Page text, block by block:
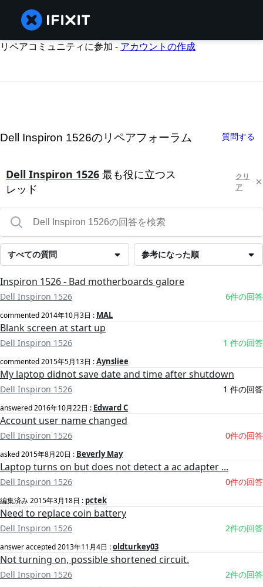
リペアコミュニティに参加 - アカウントの作成
Dell Inspiron 1526のリペアフォーラム 質問する
Dell Inspiron 1526 最も役に立つス
レッド
クリ
ア
参考になった順
すべての質問
Inspiron 1526 - Bad motherboards galore
Dell Inspiron 1526 6件の回答
commented2014年10月3日 : MAL
Blank screen at start up
Dell Inspiron 1526 1 件の回答
commented2015年5月13日 :Aynsliee
My laptop didnot save date and time after shutdown
Dell Inspiron 1526 1 件の回答
answered2016年10月22日 : Edward C
Account user name changed
Dell Inspiron 1526 0件の回答
asked2015年8月20日 : Beverly May
Laptop turns on but does not detect a ac adapter ...
Dell Inspiron 1526 0件の回答
編集済み2015年3月18日 : pctek
Need to replace coin battery
Dell Inspiron 1526 2件の回答
answer accepted2013年11月4日 :oldturkey03
Not turning on, possible shortened circuit.
Dell Inspiron 1526 2件の回答